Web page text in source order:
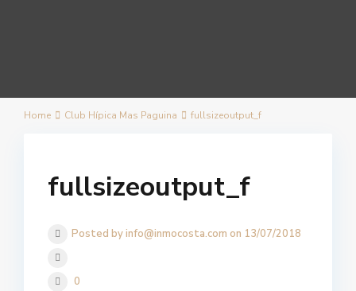
Home Club Hípica Mas Paguina fullsizeoutput_f
fullsizeoutput_f
Posted by info@inmocosta.com on 13/07/2018
0